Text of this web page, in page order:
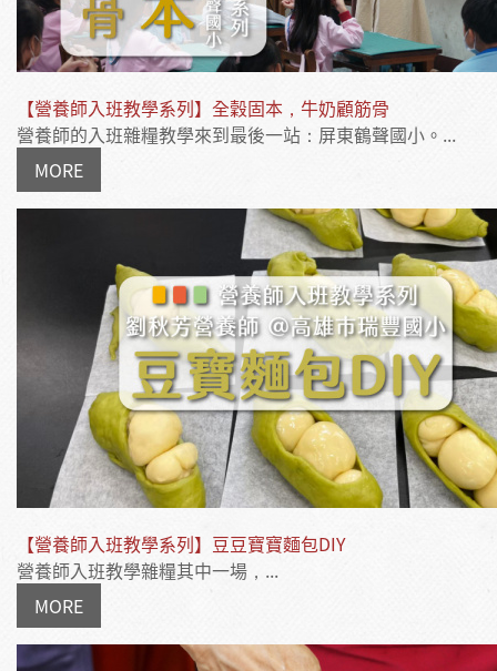
【營養師入班教學系列】全穀固本，牛奶顧筋骨
營養師的入班雜糧教學來到最後一站：屏東鶴聲國小。...
MORE
【營養師入班教學系列】豆豆寶寶麵包DIY
營養師入班教學雜糧其中一場，...
MORE